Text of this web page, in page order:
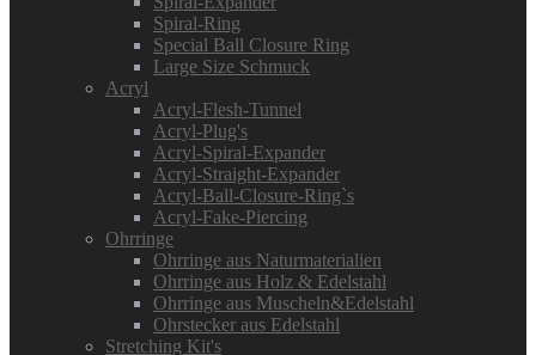
Spiral-Ring
Special Ball Closure Ring
Large Size Schmuck
Acryl
Acryl-Flesh-Tunnel
Acryl-Plug's
Acryl-Spiral-Expander
Acryl-Straight-Expander
Acryl-Ball-Closure-Ring`s
Acryl-Fake-Piercing
Ohrringe
Ohrringe aus Naturmaterialien
Ohrringe aus Holz & Edelstahl
Ohrringe aus Muscheln&Edelstahl
Ohrstecker aus Edelstahl
Stretching Kit's